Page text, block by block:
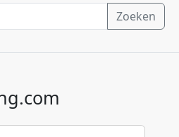
Zoeken